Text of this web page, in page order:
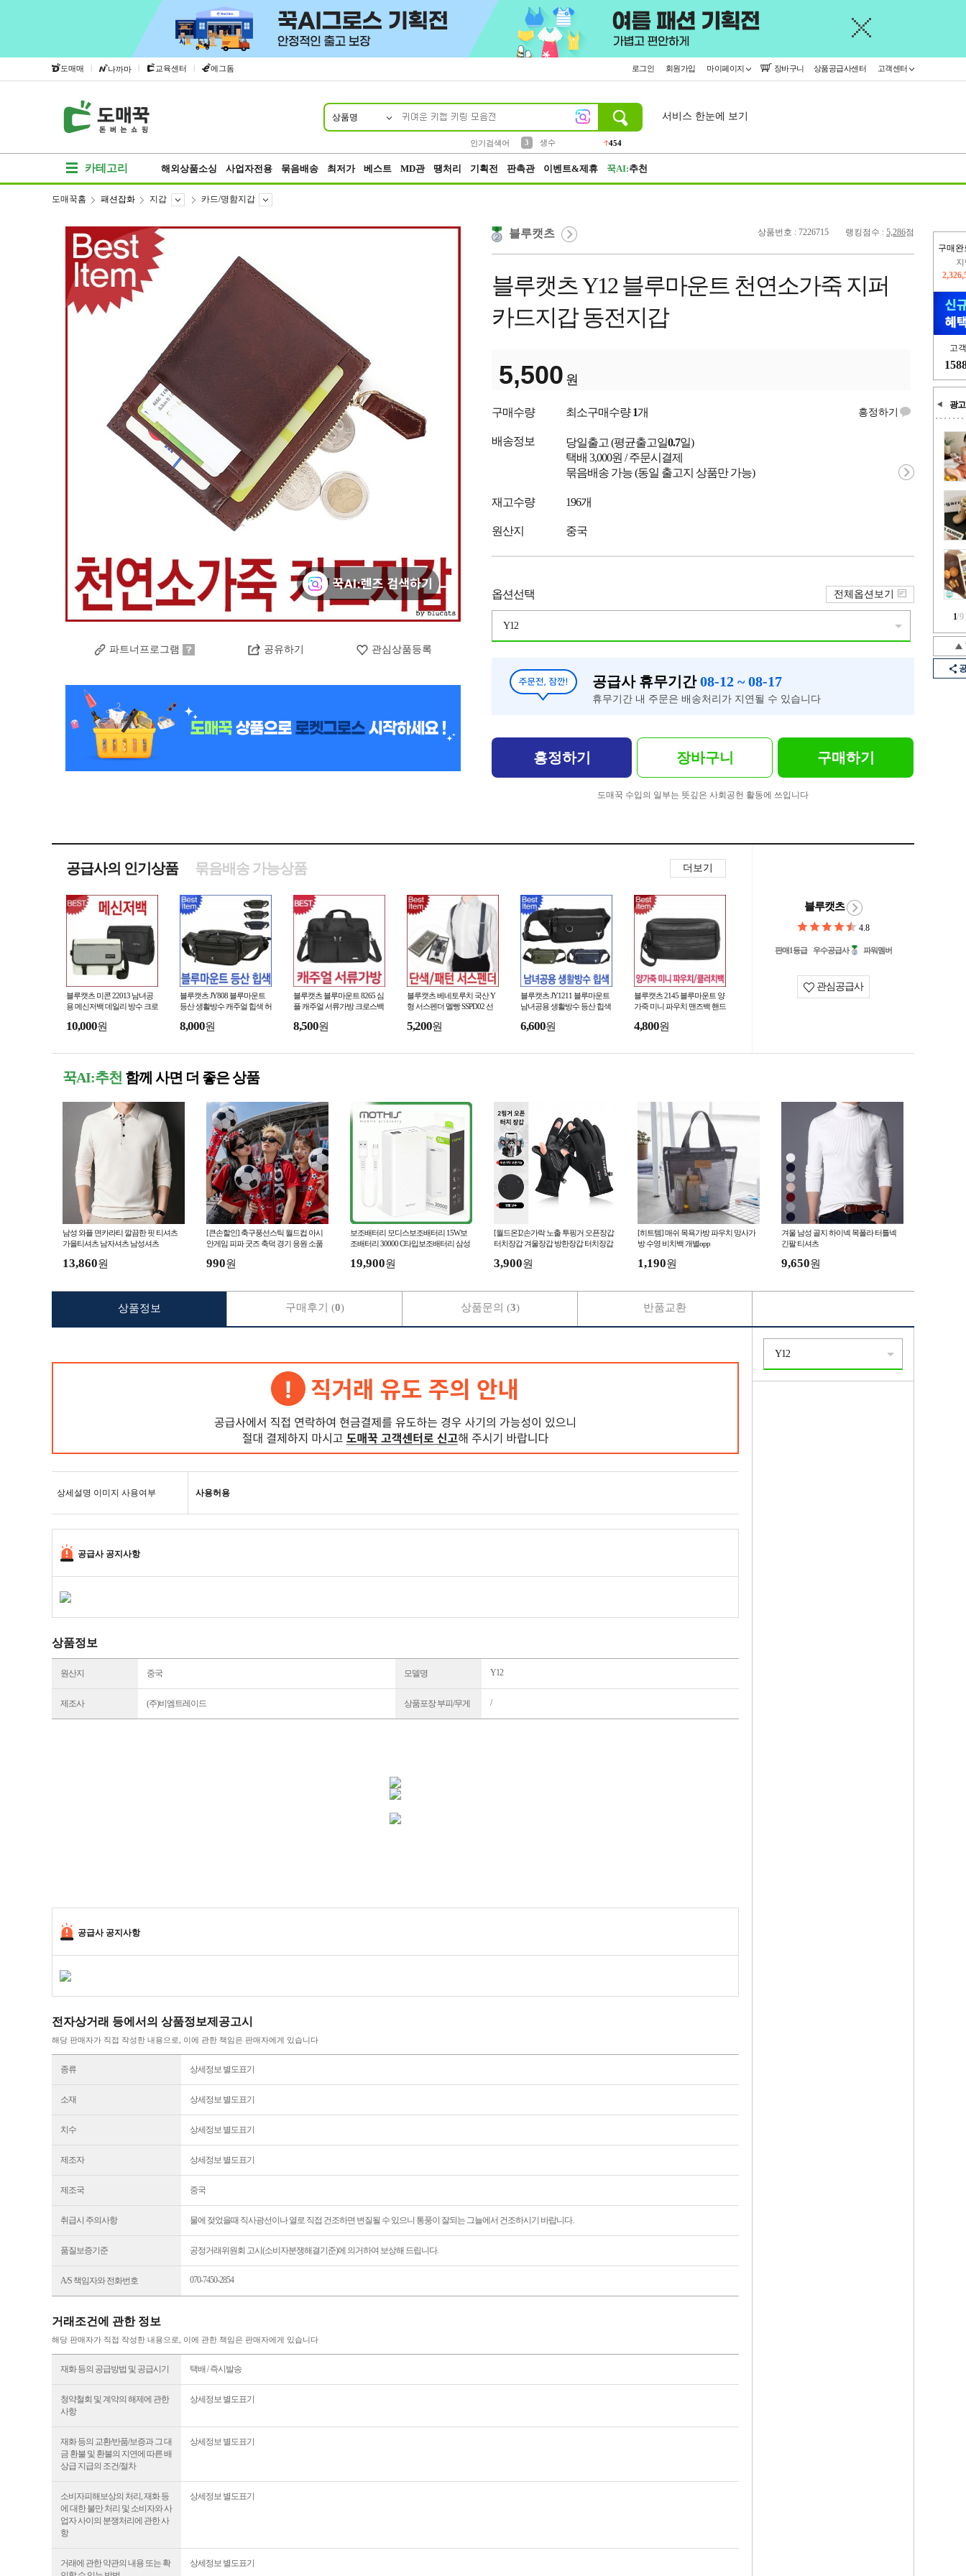
도매매 | 나까마 | 교육센터 | 에그돔 로그인 회원가입 마이페이지 장바구니 상품공급사센터 고객센터
상품명
인기검색어
3
생수
454
서비스 한눈에 보기
카테고리 해외상품소싱 사업자전용 묶음배송 최저가 베스트 MD관 땡처리 기획전 판촉관 이벤트&제휴 꾹AI:추천
구매완
고
광고
1/9
도매꾹홈 패션잡화 지갑 카드/명함지갑
파트너프로그램 공유하기 관심상품등록
상품번호 : 7226715 랭킹점수 : 5,286점
블루캣츠
블루캣츠 Y12 블루마운트 천연소가죽 지퍼
카드지갑 동전지갑
5,500 원
구매수량 최소구매수량1개 흥정하기
배송정보 당일출고 (평균출고일0.7일)
택배 3,000원 / 주문시결제
묶음배송 가능 (동일 출고지 상품만 가능)
재고수량 196개
원산지 중국
옵션선택
Y12
전체옵션보기
공급사 휴무기간08-12 ~ 08-17
휴무기간 내 주문은 배송처리가 지연될 수 있습니다
흥정하기 장바구니 구매하기
도매꾹 수입의 일부는 뜻깊은 사회공헌 활동에 쓰입니다
공급사의 인기상품 더보기
묶음배송 가능상품
블루캣츠 미콘 22013 남녀공
용 메신저백 데일리 방수 크로
10,000원
블루캣츠 JY808 블루마운트
등산 생활방수 캐주얼 힙색 허
8,000원
블루캣츠 블루마운트 8265 심
플 캐주얼 서류가방 크로스백
8,500원
블루캣츠 베네토루치 국산 Y
형 서스펜더 멜빵 SSPD02 선
5,200원
블루캣츠 JY1211 블루마운트
남녀공용 생활방수 등산 힙색
6,600원
블루캣츠 2145 블루마운트 양
가죽 미니 파우치 맨즈백 핸드
4,800원
블루캣츠
4.8
판매1등급 우수공급사 파워멤버
관심공급사
꾹AI:추천 함께 사면 더 좋은 상품
남성 와플 면카라티 깔끔한 핏 티셔츠
가을티셔츠 남자셔츠 남성셔츠
13,860원
[큰손할인] 축구풍선스틱 월드컵 아시
안게임 피파 굿즈 축덕 경기 응원 소품
990원
보조배터리 모디스보조배터리 15W보
조배터리 30000 C타입보조배터리 삼성
19,900원
[월드온]2손가락 노출 투핑거 오픈장갑
터치장갑 겨울장갑 방한장갑 터치장갑
3,900원
[히트템] 매쉬 목욕가방 파우치 망사가
방 수영 비치백 개별opp
1,190원
겨울 남성 골지 하이넥 목폴라 터틀넥
긴팔 티셔츠
9,650원
상세설명 이미지 사용여부 사용허용
공급사 공지사항
상품정보
원산지 중국 모델명 Y12
제조사 (주)비엠트레이드 상품포장 부피/무게 /
공급사 공지사항
전자상거래 등에서의 상품정보제공고시
해당 판매자가 직접 작성한 내용으로, 이에 관한 책임은 판매자에게 있습니다
종류 상세정보 별도표기
소재 상세정보 별도표기
치수 상세정보 별도표기
제조자 상세정보 별도표기
제조국 중국
취급시 주의사항 물에 젖었을때 직사광선이나 열로 직접 건조하면 변질될 수 있으니 통풍이 잘되는 그늘에서 건조하시기 바랍니다.
품질보증기준 공정거래위원회 고시(소비자분쟁해결기준)에 의거하여 보상해 드립니다.
A/S 책임자와 전화번호 070-7450-2854
거래조건에 관한 정보
해당 판매자가 직접 작성한 내용으로, 이에 관한 책임은 판매자에게 있습니다
재화 등의 공급방법 및 공급시기 택배 / 즉시발송
청약철회 및 계약의 해제에 관한
사항
상세정보 별도표기
재화 등의 교환/반품/보증과 그 대
금 환불 및 환불의 지연에 따른 배
상급 지급의 조건/절차
상세정보 별도표기
소비자피해보상의 처리, 재화 등
에 대한 불만 처리 및 소비자와 사
업자 사이의 분쟁처리에 관한 사
항
상세정보 별도표기
거래에 관한 약관의 내용 또는 확
상세정보 별도표기
상품정보 구매후기 (0) 상품문의 (3) 반품교환
Y12